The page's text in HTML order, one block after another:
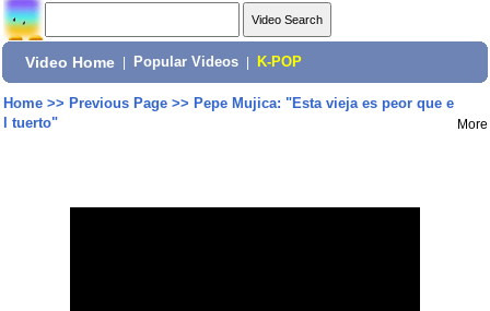
Video Home Popular Videos K-POP
Home>> Previous Page>> Pepe Mujica: "Esta vieja es peor que e
l tuerto"
More